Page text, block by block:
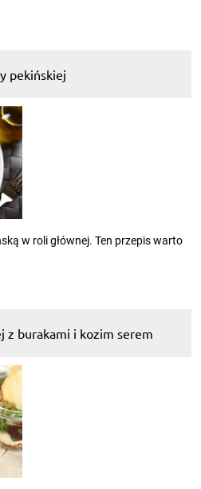
pekińskiej
w roli głównej. Ten przepis warto
z burakami i kozim serem